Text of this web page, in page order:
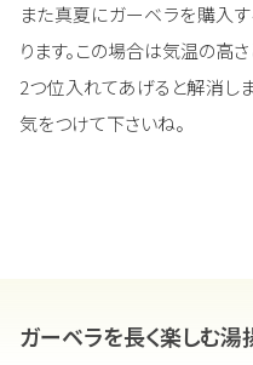
また真夏にガーベラを購入
ります。この場合は気温の高
2つ位入れてあげると解消し
気をつけて下さいね。
ガーベラを長く楽しむ